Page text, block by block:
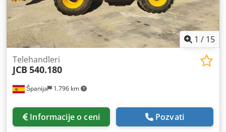
1 / 15
Španija 1.796 km
Telehandleri
JCB 540.180
Informacije o ceni Pozvati